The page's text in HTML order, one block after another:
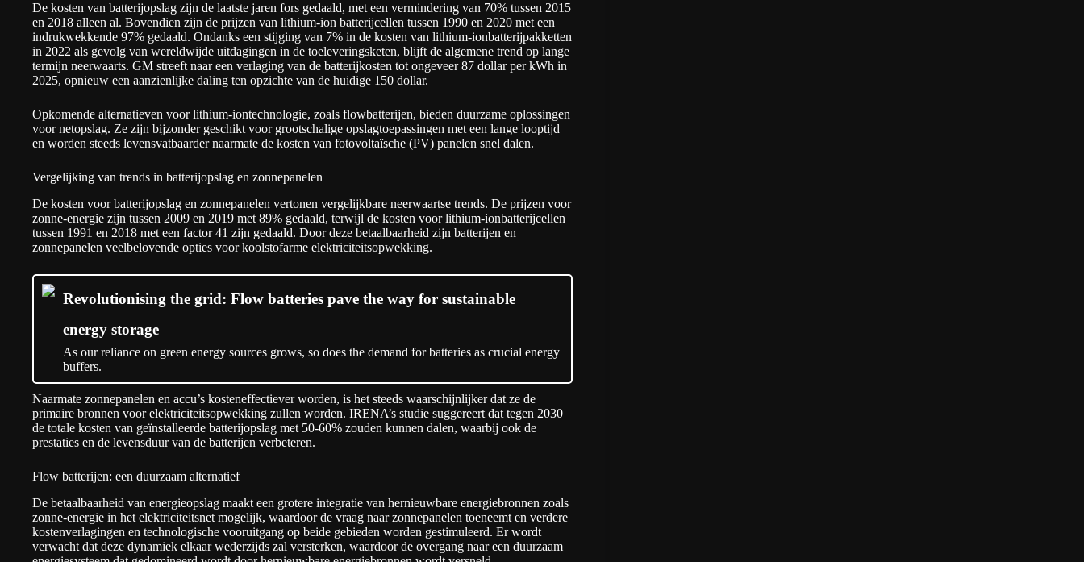
De kosten van batterijopslag zijn de laatste jaren fors gedaald, met een vermindering van 70% tussen 2015
en 2018 alleen al. Bovendien zijn de prijzen van lithium-ion batterijcellen tussen 1990 en 2020 met een
indrukwekkende 97% gedaald. Ondanks een stijging van 7% in de kosten van lithium-ionbatterijpakketten
in 2022 als gevolg van wereldwijde uitdagingen in de toeleveringsketen, blijft de algemene trend op lange
termijn neerwaarts. GM streeft naar een verlaging van de batterijkosten tot ongeveer 87 dollar per kWh in
2025, opnieuw een aanzienlijke daling ten opzichte van de huidige 150 dollar.
Opkomende alternatieven voor lithium-iontechnologie, zoals flowbatterijen, bieden duurzame oplossingen
voor netopslag. Ze zijn bijzonder geschikt voor grootschalige opslagtoepassingen met een lange looptijd
en worden steeds levensvatbaarder naarmate de kosten van fotovoltaïsche (PV) panelen snel dalen.
Vergelijking van trends in batterijopslag en zonnepanelen
De kosten voor batterijopslag en zonnepanelen vertonen vergelijkbare neerwaartse trends. De prijzen voor
zonne-energie zijn tussen 2009 en 2019 met 89% gedaald, terwijl de kosten voor lithium-ionbatterijcellen
tussen 1991 en 2018 met een factor 41 zijn gedaald. Door deze betaalbaarheid zijn batterijen en
zonnepanelen veelbelovende opties voor koolstofarme elektriciteitsopwekking.
Revolutionising the grid: Flow batteries pave the way for sustainable
energy storage
As our reliance on green energy sources grows, so does the demand for batteries as crucial energy
buffers.
Naarmate zonnepanelen en accu’s kosteneffectiever worden, is het steeds waarschijnlijker dat ze de
primaire bronnen voor elektriciteitsopwekking zullen worden. IRENA’s studie suggereert dat tegen 2030
de totale kosten van geïnstalleerde batterijopslag met 50-60% zouden kunnen dalen, waarbij ook de
prestaties en de levensduur van de batterijen verbeteren.
Flow batterijen: een duurzaam alternatief
De betaalbaarheid van energieopslag maakt een grotere integratie van hernieuwbare energiebronnen zoals
zonne-energie in het elektriciteitsnet mogelijk, waardoor de vraag naar zonnepanelen toeneemt en verdere
kostenverlagingen en technologische vooruitgang op beide gebieden worden gestimuleerd. Er wordt
verwacht dat deze dynamiek elkaar wederzijds zal versterken, waardoor de overgang naar een duurzaam